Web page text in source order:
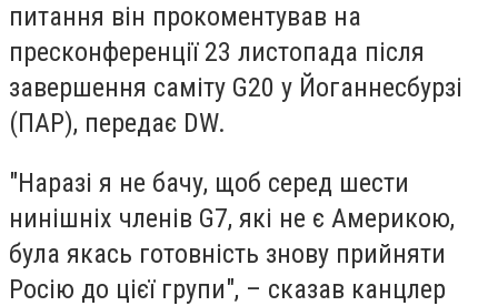
питання він прокоментував на
пресконференції 23 листопада після
завершення саміту G20 у Йоганнесбурзі
(ПАР), передає DW.
"Наразі я не бачу, щоб серед шести
нинішніх членів G7, які не є Америкою,
була якась готовність знову прийняти
Росію до цієї групи", – сказав канцлер